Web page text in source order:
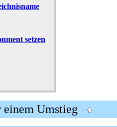
setzen
einem Umstieg